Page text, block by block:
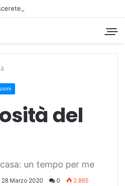
del
un tempo per me
28 Marzo 2020 0
2.865